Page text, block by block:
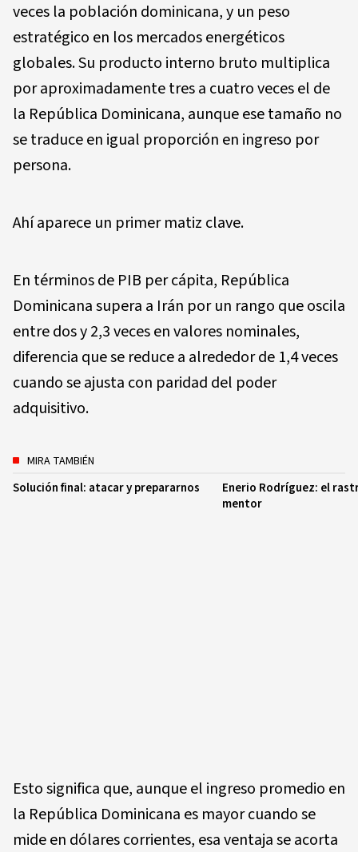
veces la población dominicana, y un peso
estratégico en los mercados energéticos
globales. Su producto interno bruto multiplica
por aproximadamente tres a cuatro veces el de
la República Dominicana, aunque ese tamaño no
se traduce en igual proporción en ingreso por
persona.
Ahí aparece un primer matiz clave.
En términos de PIB per cápita, República
Dominicana supera a Irán por un rango que oscila
entre dos y 2,3 veces en valores nominales,
diferencia que se reduce a alrededor de 1,4 veces
cuando se ajusta con paridad del poder
adquisitivo.
MIRA TAMBIÉN
Solución final: atacar y prepararnos
Enerio Rodríguez: el
mentor
Esto significa que, aunque el ingreso promedio en
la República Dominicana es mayor cuando se
mide en dólares corrientes, esa ventaja se acorta